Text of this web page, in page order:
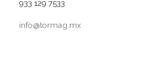
933 129 7533
info@tormag.mx